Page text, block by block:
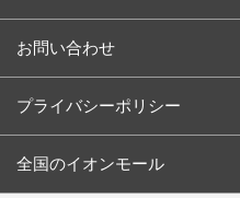
お問い合わせ
プライバシーポリシー
全国のイオンモール